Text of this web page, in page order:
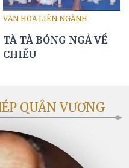
VĂN HÓA LIÊN NGÀNH
TÀ TÀ BÓNG NGẢ VỀ
CHIỀU
QUÂN VƯƠNG